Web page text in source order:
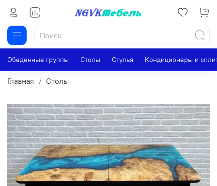
Обеденные группы Столы Стулья Кондиционеры и
Главная Столы